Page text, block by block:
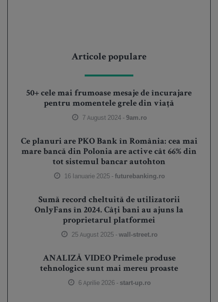
Articole populare
50+ cele mai frumoase mesaje de încurajare
pentru momentele grele din viață
7 August 2024 -9am.ro
Ce planuri are PKO Bank în România: cea mai
mare bancă din Polonia are active cât 66% din
tot sistemul bancar autohton
16 Ianuarie 2025 -futurebanking.ro
Sumă record cheltuită de utilizatorii
OnlyFans în 2024. Câți bani au ajuns la
proprietarul platformei
25 August 2025 -wall-street.ro
ANALIZĂ VIDEO Primele produse
tehnologice sunt mai mereu proaste
6 Aprilie 2026 - start-up.ro